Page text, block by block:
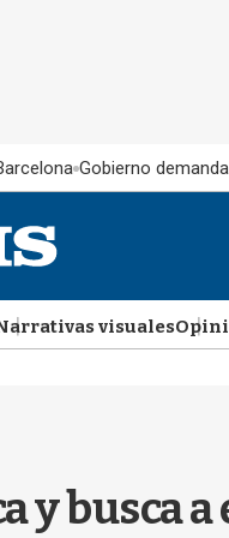
Gobierno
visuales
busca a